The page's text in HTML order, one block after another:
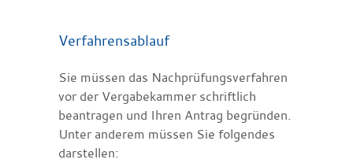
Verfahrensablauf
Sie müssen das Nachprüfungsverfahren
vor der Vergabekammer schriftlich
beantragen und Ihren Antrag begründen.
Unter anderem müssen Sie folgendes
darstellen: